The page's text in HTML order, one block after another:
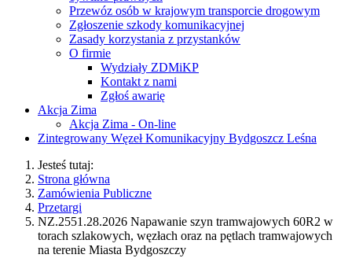
Przewóz osób w krajowym transporcie drogowym
Zgłoszenie szkody komunikacyjnej
Zasady korzystania z przystanków
O firmie
Wydziały ZDMiKP
Kontakt z nami
Zgłoś awarię
Akcja Zima
Akcja Zima - On-line
Zintegrowany Węzeł Komunikacyjny Bydgoszcz Leśna
Jesteś tutaj:
Strona główna
Zamówienia Publiczne
Przetargi
NZ.2551.28.2026 Napawanie szyn tramwajowych 60R2 w
torach szlakowych, węzłach oraz na pętlach tramwajowych
na terenie Miasta Bydgoszczy